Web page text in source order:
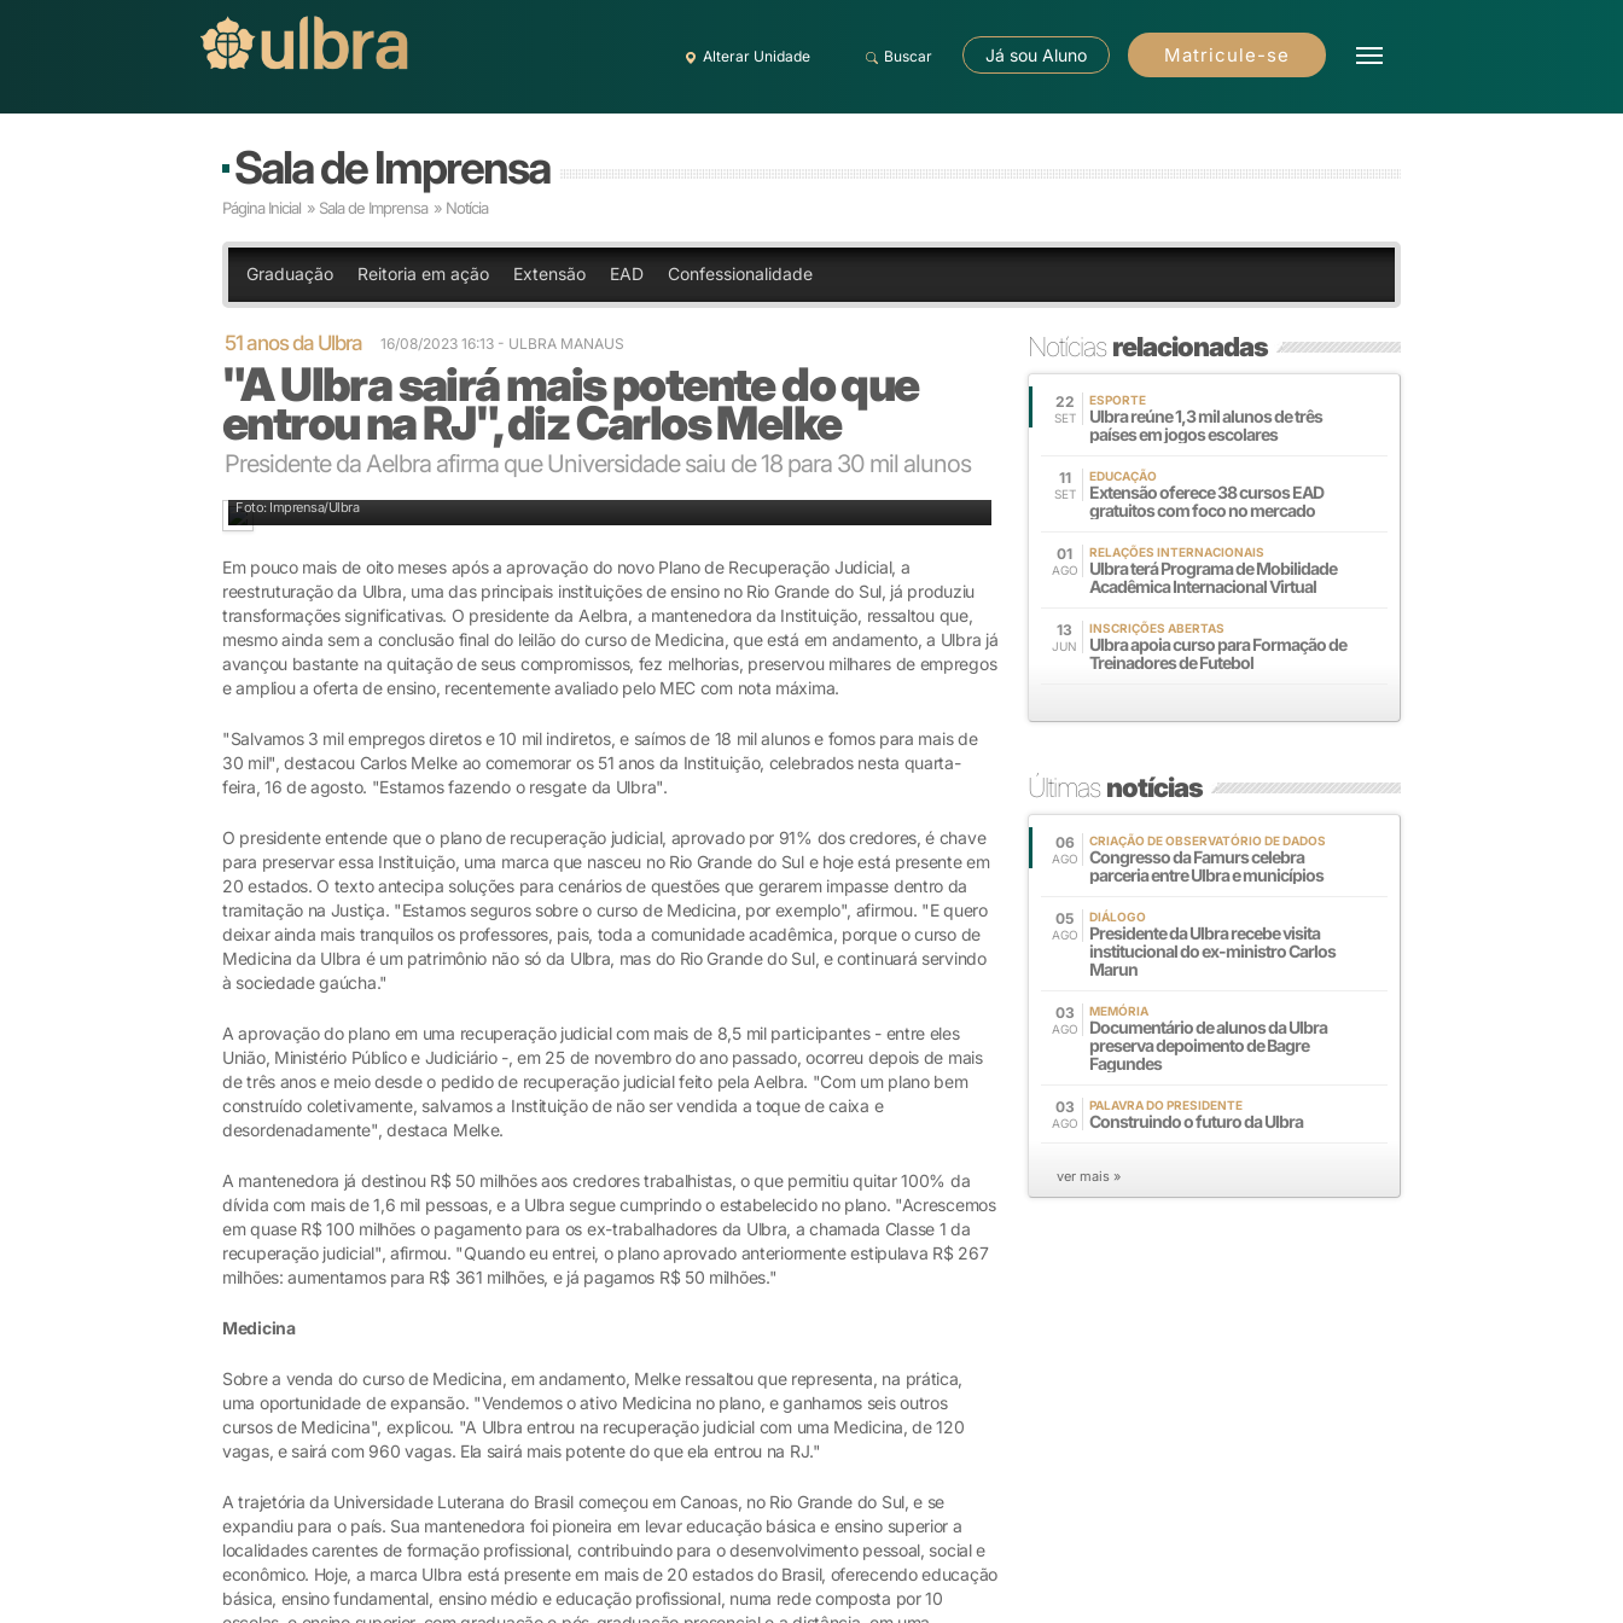
Alterar Unidade Buscar Já sou Aluno Matricule-se
Sala de Imprensa
Página Inicial » Sala de Imprensa » Notícia
Graduação Reitoria em ação Extensão EAD Confessionalidade
51 anos da Ulbra 16/08/2023 16:13 - ULBRA MANAUS
"A Ulbra sairá mais potente do que
entrou na RJ", diz Carlos Melke
Presidente da Aelbra afirma que Universidade saiu de 18 para 30 mil alunos
Foto: Imprensa/Ulbra
Em pouco mais de oito meses após a aprovação do novo Plano de Recuperação Judicial, a
reestruturação da Ulbra, uma das principais instituições de ensino no Rio Grande do Sul, já produziu
transformações significativas. O presidente da Aelbra, a mantenedora da Instituição, ressaltou que,
mesmo ainda sem a conclusão final do leilão do curso de Medicina, que está em andamento, a Ulbra já
avançou bastante na quitação de seus compromissos, fez melhorias, preservou milhares de empregos
e ampliou a oferta de ensino, recentemente avaliado pelo MEC com nota máxima.
"Salvamos 3 mil empregos diretos e 10 mil indiretos, e saímos de 18 mil alunos e fomos para mais de
30 mil", destacou Carlos Melke ao comemorar os 51 anos da Instituição, celebrados nesta quarta-
feira, 16 de agosto. "Estamos fazendo o resgate da Ulbra".
O presidente entende que o plano de recuperação judicial, aprovado por 91% dos credores, é chave
para preservar essa Instituição, uma marca que nasceu no Rio Grande do Sul e hoje está presente em
20 estados. O texto antecipa soluções para cenários de questões que gerarem impasse dentro da
tramitação na Justiça. "Estamos seguros sobre o curso de Medicina, por exemplo", afirmou. "E quero
deixar ainda mais tranquilos os professores, pais, toda a comunidade acadêmica, porque o curso de
Medicina da Ulbra é um patrimônio não só da Ulbra, mas do Rio Grande do Sul, e continuará servindo
à sociedade gaúcha."
A aprovação do plano em uma recuperação judicial com mais de 8,5 mil participantes - entre eles
União, Ministério Público e Judiciário -, em 25 de novembro do ano passado, ocorreu depois de mais
de três anos e meio desde o pedido de recuperação judicial feito pela Aelbra. "Com um plano bem
construído coletivamente, salvamos a Instituição de não ser vendida a toque de caixa e
desordenadamente", destaca Melke.
A mantenedora já destinou R$ 50 milhões aos credores trabalhistas, o que permitiu quitar 100% da
dívida com mais de 1,6 mil pessoas, e a Ulbra segue cumprindo o estabelecido no plano. "Acrescemos
em quase R$ 100 milhões o pagamento para os ex-trabalhadores da Ulbra, a chamada Classe 1 da
recuperação judicial", afirmou. "Quando eu entrei, o plano aprovado anteriormente estipulava R$ 267
milhões: aumentamos para R$ 361 milhões, e já pagamos R$ 50 milhões."
Medicina
Sobre a venda do curso de Medicina, em andamento, Melke ressaltou que representa, na prática,
uma oportunidade de expansão. "Vendemos o ativo Medicina no plano, e ganhamos seis outros
cursos de Medicina", explicou. "A Ulbra entrou na recuperação judicial com uma Medicina, de 120
vagas, e sairá com 960 vagas. Ela sairá mais potente do que ela entrou na RJ."
A trajetória da Universidade Luterana do Brasil começou em Canoas, no Rio Grande do Sul, e se
expandiu para o país. Sua mantenedora foi pioneira em levar educação básica e ensino superior a
localidades carentes de formação profissional, contribuindo para o desenvolvimento pessoal, social e
econômico. Hoje, a marca Ulbra está presente em mais de 20 estados do Brasil, oferecendo educação
básica, ensino fundamental, ensino médio e educação profissional, numa rede composta por 10
Notíciasrelacionadas
22
SET
ESPORTE
Ulbra reúne 1,3 mil alunos de três
países em jogos escolares
11
SET
EDUCAÇÃO
Extensão oferece 38 cursos EAD
gratuitos com foco no mercado
01
AGO
RELAÇÕES INTERNACIONAIS
Ulbra terá Programa de Mobilidade
Acadêmica Internacional Virtual
13
JUN
INSCRIÇÕES ABERTAS
Ulbra apoia curso para Formação de
Treinadores de Futebol
Últimasnotícias
06
AGO
CRIAÇÃO DE OBSERVATÓRIO DE DADOS
Congresso da Famurs celebra
parceria entre Ulbra e municípios
05
AGO
DIÁLOGO
Presidente da Ulbra recebe visita
institucional do ex-ministro Carlos
Marun
03
AGO
MEMÓRIA
Documentário de alunos da Ulbra
preserva depoimento de Bagre
Fagundes
03
AGO
PALAVRA DO PRESIDENTE
Construindo o futuro da Ulbra
ver mais »